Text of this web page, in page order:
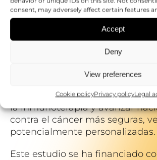
consent, may adversely affect certain features
Accept
Deny
View preferences
Cookie policyPrivacy policyLegal
optimizarse modificando los
enlace químico, ajustando las
administración o incorporando
secuencias antigénicas para
prometedora vía para mejorar la
la inmunoterapia y avanzar
contra el cáncer más seguras,
potencialmente personalizadas.
Este estudio se ha financiado